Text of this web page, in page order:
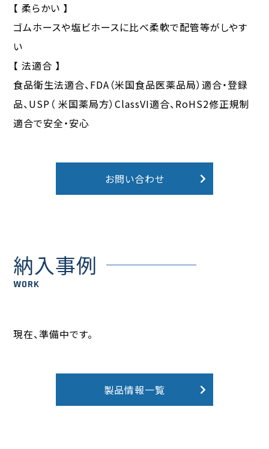
【 柔らかい 】
ゴムホースや塩ビホースに比べ柔軟で配管等がしやす
い
【 法適合 】
食品衛生法適合、FDA（米国食品医薬品局）適合・登録
品、USP（ 米国薬局方）ClassVI適合、RoHS2修正規制
適合で安全・安心
お問い合わせ
納入事例
WORK
現在、準備中です。
製品情報一覧